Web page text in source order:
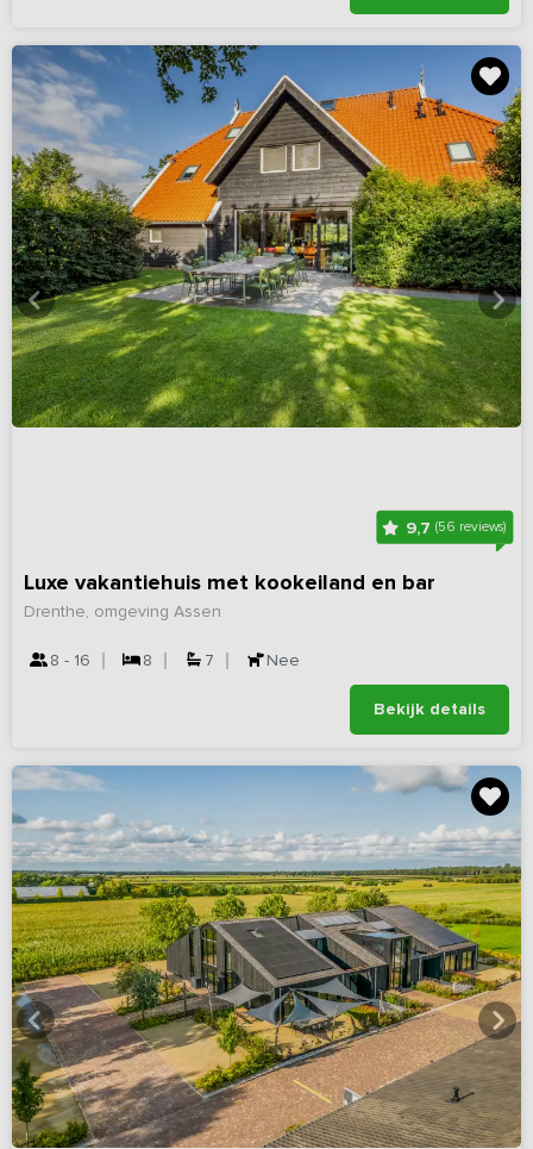
9,7 (56 reviews)
Luxe vakantiehuis met kookeiland en bar
Drenthe, omgeving Assen
8 - 16 8 7 Nee
Bekijk details